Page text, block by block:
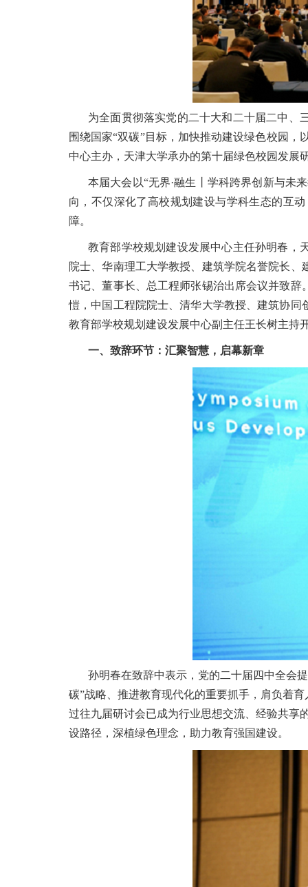
为全面贯彻落实党的二十大和二十届二中、
围绕国家“双碳”目标，加快推动建设绿色校园，
中心主办，天津大学承办的第十届绿色校园发展
本届大会以“无界·融生丨学科跨界创新与未
向，不仅深化了高校规划建设与学科生态的互
障。
教育部学校规划建设发展中心主任孙明春，
院士、华南理工大学教授、建筑学院名誉院长
书记、董事长、总工程师张锡治出席会议并致
愷，中国工程院院士、清华大学教授、建筑协
教育部学校规划建设发展中心副主任王长树主持
一、致辞环节：汇聚智慧，启幕新章
孙明春在致辞中表示，党的二十届四中全会
碳”战略、推进教育现代化的重要抓手，肩负着
过往九届研讨会已成为行业思想交流、经验共享
设路径，深植绿色理念，助力教育强国建设。